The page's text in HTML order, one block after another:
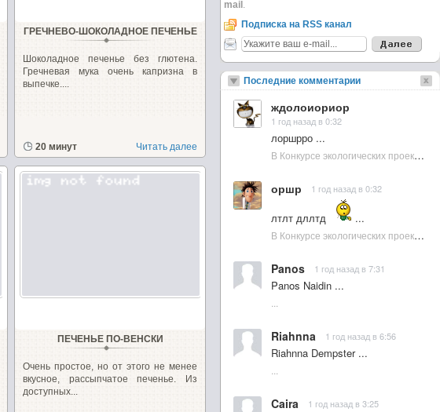
ГРЕЧНЕВО-ШОКОЛАДНОЕ ПЕЧЕНЬЕ
Шоколадное печенье без глютена.
Гречневая мука очень капризна в
выпечке....
20 минут Читать далее
ПЕЧЕНЬЕ ПО-ВЕНСКИ
Очень простое, но от этого не менее
вкусное, рассыпчатое печенье. Из
доступных...
mail .
Подписка на RSS канал
Последние комментарии
ждолоиориор
1 год назад в 0:32
лоршрро ...
В Конкурсе экологических проектов в Подмосковье активно участвовала молодежь :: NewsRbk.ru...
оршр 1 год назад в 0:32
лтлт дллтд
...
В Конкурсе экологических проектов в Подмосковье активно участвовала молодежь :: NewsRbk.ru...
Panos 1 год назад в 7:31
Panos Naidin ...
Riahnna 1 год назад в 6:56
Riahnna Dempster ...
Caira 1 год назад в 3:25